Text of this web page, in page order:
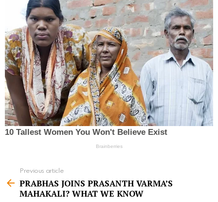
e
Previous article
PRABHAS JOINS PRASANTH VARMA’S
MAHAKALI? WHAT WE KNOW